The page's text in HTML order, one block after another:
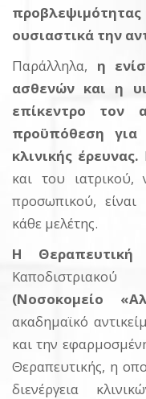
ουσιαστικά την
Παράλληλα, η
ασθενών και η
επίκεντρο τον
προϋπόθεση
κλινικής έρευνας.
και του ιατρικού,
προσωπικού, είναι
κάθε μελέτης.
Η Θεραπευτική
(Νοσοκομείο
ακαδημαϊκό
και την
Θεραπευτικής, η
διενέργεια